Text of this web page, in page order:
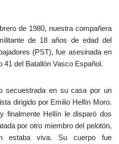
de 1980, nuestra compañera
de 18 años de edad del
(PST), fue asesinada en
41 del Batallón Vasco Español.
secuestrada en su casa por un
dirigido por Emilio Hellín Moro.
finalmente Hellín le disparó dos
por otro miembro del pelotón,
estaba viva. Su cuerpo fue